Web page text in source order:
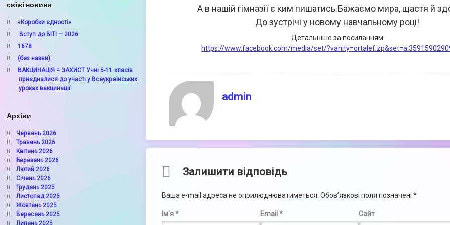
А в нашій гімназії є ким пишатись.Бажаємо мира, щастя й
До зустрічі у новому навчальному році!
Детальніше за посиланням
https://www.facebook.com/media/set/
admin
Comments
Залишити відповідь
Ваша e-mail адреса не оприлюднюватиметься. Обов’язкові поля позначені*
Ім'я* Email * Сайт
свіжі новини
«Коробки єдності»
Вступ до ВІТІ — 2026
1678
(без назви)
ВАКЦИНАЦІЯ = ЗАХИСТ Учні 5-11 класів
приєдналися до участі у Всеукраїнських
уроках вакцинації.
Архіви
Червень 2026
Травень 2026
Квітень 2026
Березень 2026
Лютий 2026
Січень 2026
Грудень 2025
Листопад 2025
Жовтень 2025
Вересень 2025